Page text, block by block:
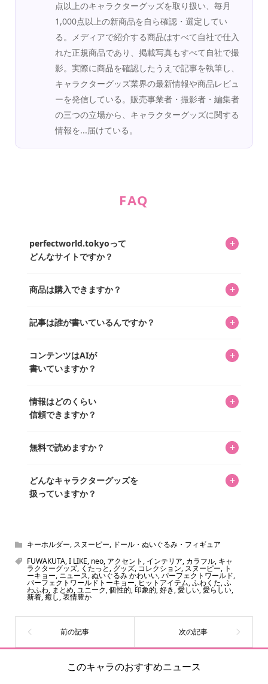
点以上のキャラクターグッズを取り扱い、毎月
1,000点以上の新商品を自ら確認・選定してい
る。メディアで紹介する商品はすべて自社で仕入
れた正規商品であり、掲載写真もすべて自社で撮
影。実際に商品を確認したうえで記事を執筆し、
キャラクターグッズ業界の最新情報や商品レビュ
ーを発信している。販売事業者・撮影者・編集者
の三つの立場から、キャラクターグッズに関する
情報を...届けている。
FAQ
perfectworld.tokyoって
どんなサイトですか？
+
ってもらうニュースサイトです。運営はキャラグッズコレ
を中心に行われており、私たちは実際に40,000種のキャラグ
商品は購入できますか？ +
「perfectworld.shop」で、ほとんど全てのアイテムを購
があり、そこからジャンプできます。
記事は誰が書いているんですか？ +
ています。記事内の99%を超えるほぼすべての写真も、1枚
ずつ心を込めて自分たちで撮影したものです。さらに、10
ッズを収集し、月に1,000点の新商品を選定・購入する編集
長KOSが全記事を監修しています。
コンテンツはAIが
書いていますか？
+
書いています。AIは使用していません。編集長KOSが最終確
認を行い、手動で更新しています。
情報はどのくらい
信頼できますか？
+
いをお届けすることは保証します。なお、記事内に価格は
め、正確な情報をお伝えできないからです。
無料で読めますか？ +
どんなキャラクターグッズを
扱っていますか？
+
ん！200種以上のトレンディなキャラクターやアニメキャラ
をご紹介しています。生まれたばかりの新しいキャラクタ
ーをいち早く皆さんにお届けすることも、私たちの使命の
ひとつです。
キーホルダー, スヌーピー, ドール・ぬいぐるみ・フィギュア
FUWAKUTA,I LIKE, neo, アクセント , インテリア, カラフル, キャ
ラクターグッズ, くたっと, グッズ,コレクション,スヌーピー, ト
ーキョー, ニュース,ぬいぐるみ かわいい,パーフェクトワールド,
パーフェクトワールドトーキョー,ヒットアイテム,ふわくた,ふ
わふわ, まとめ,ユニーク,個性的,印象的,好き,愛しい,愛らしい,
新着,癒し,表情豊か
このキャラのおすすめニュース